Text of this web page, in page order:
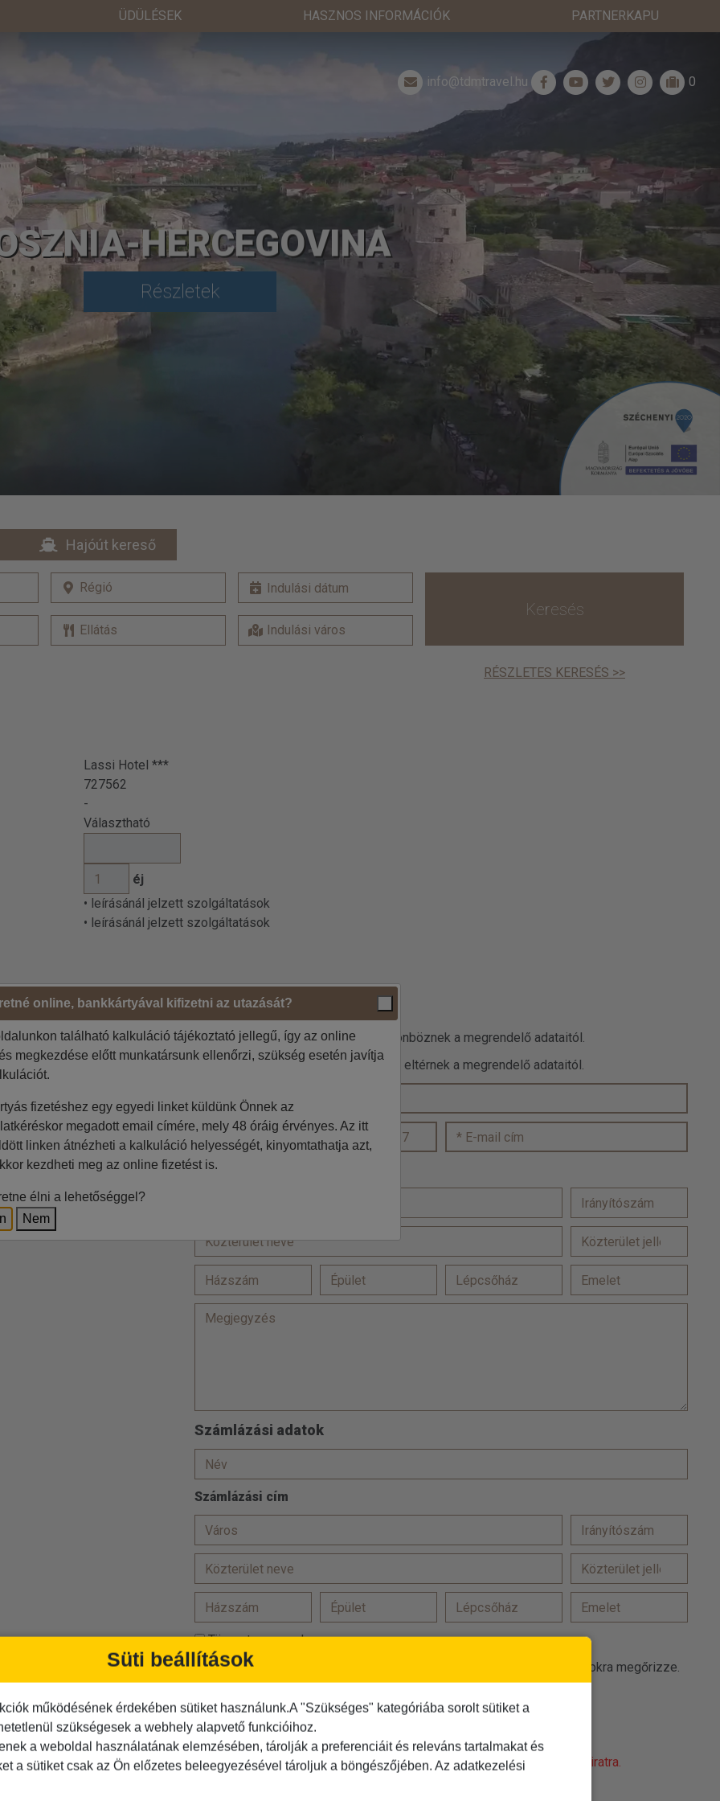
ÜDÜLÉSEK HASZNOS INFORMÁCIÓK PARTNERKAPU
info@tdmtravel.hu 0
HERCEGOVINA
Részletek
Hajóút kereső
Keresés
RÉSZLETES KERESÉS >>
Lassi Hotel ***
727562
-
Választható
éj
• leírásánál jelzett szolgáltatások
• leírásánál jelzett szolgáltatások
szíveskedjenek!
=
Ft
Megrendelő adatai
Jelölje be, ha az 1. utas adatai különböznek a megrendelő adataitól.
Jelölje be, ha a számlázási adatok eltérnek a megrendelő adataitól.
Lakcím
Számlázási adatok
Számlázási cím
Törzsutas vagyok
Hozzájárulok, hogy adataimat a(z) TDM Utazási Iroda promóciós célokra megőrizze.
Azadatvédelmi tájékoztatót
Kérjük igazolja, hogy Ön nem robot! Kattintson a 'Nem vagyok robot' feliratra.
Süti beállítások
működésének érdekében sütiket használunk.A "Szükséges" kategóriába sorolt sütiket a
szükségesek a webhely alapvető funkcióihoz.
a weboldal használatának elemzésében, tárolják a preferenciáit és releváns tartalmakat és
a sütiket csak az Ön előzetes beleegyezésével tároljuk a böngészőjében. Az adatkezelési
online, bankkártyával kifizetni az utazását?
található kalkuláció tájékoztató jellegű, így az online
megkezdése előtt munkatársunk ellenőrzi, szükség esetén javítja
fizetéshez egy egyedi linket küldünk Önnek az
megadott email címére, mely 48 óráig érvényes. Az itt
linken átnézheti a kalkuláció helyességét, kinyomtathatja azt,
kezdheti meg az online fizetést is.
élni a lehetőséggel?
Nem